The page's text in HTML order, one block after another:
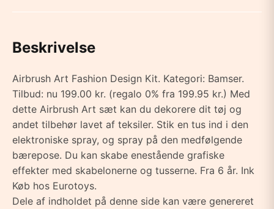
Beskrivelse
Airbrush Art Fashion Design Kit. Kategori: Bamser.
Tilbud: nu 199.00 kr. (regalo 0% fra 199.95 kr.) Med
dette Airbrush Art sæt kan du dekorere dit tøj og
andet tilbehør lavet af teksiler. Stik en tus ind i den
elektroniske spray, og spray på den medfølgende
bærepose. Du kan skabe enestående grafiske
effekter med skabelonerne og tusserne. Fra 6 år. Ink
Køb hos Eurotoys.
Dele af indholdet på denne side kan være genereret